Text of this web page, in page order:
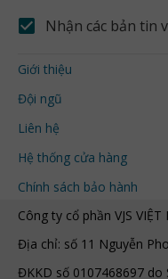
Nhận các bản tin
Giới thiệu
Đội ngũ
Liên hệ
Hệ thống cửa hàng
Chính sách bảo hành
Công ty cổ phần VJS VIỆT
Địa chỉ: số 11 Nguyễn
ĐKKD số 0107468697